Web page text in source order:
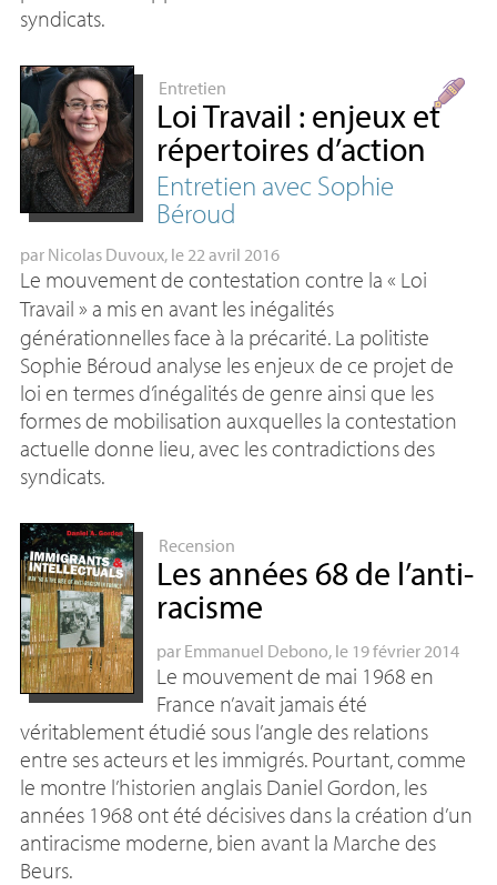
syndicats.
Entretien
Loi Travail : enjeux et
répertoires d’action
Entretien avec Sophie
Béroud
par Nicolas Duvoux, le 22 avril 2016
Le mouvement de contestation contre la « Loi
Travail » a mis en avant les inégalités
générationnelles face à la précarité. La politiste
Sophie Béroud analyse les enjeux de ce projet de
loi en termes d’inégalités de genre ainsi que les
formes de mobilisation auxquelles la contestation
actuelle donne lieu, avec les contradictions des
syndicats.
Recension
Les années 68 de l’anti-
racisme
par Emmanuel Debono, le 19 février 2014
Le mouvement de mai 1968 en
France n’avait jamais été
véritablement étudié sous l’angle des relations
entre ses acteurs et les immigrés. Pourtant, comme
le montre l’historien anglais Daniel Gordon, les
années 1968 ont été décisives dans la création d’un
antiracisme moderne, bien avant la Marche des
Beurs.